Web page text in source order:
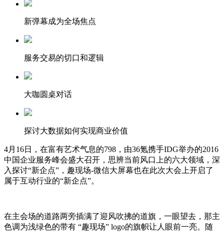
新弹幕成为全场焦点
服务交易的切口和逻辑
大咖圆桌对话
探讨大数据如何实现商业价值
4月16日，在富有艺术气息的798，由36氪携手IDG举办的2016
中国企业服务峰会盛大召开，思辨当前风口上的六大领域，深
入探讨“新企点”，趣现场-微信大屏幕也在此次大会上开启了
属于互动行业的“新企点”。
在主会场的道路两旁插满了迎风吹拂的道旗，一眼望去，那主
色调为浅绿色的带有 “趣现场” logo的旗帜让人眼前一亮。随